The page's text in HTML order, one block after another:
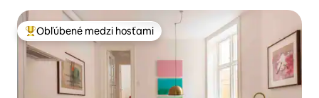
Najobľúbenejšie medzi hosťami
Obľúbené medzi hosťami